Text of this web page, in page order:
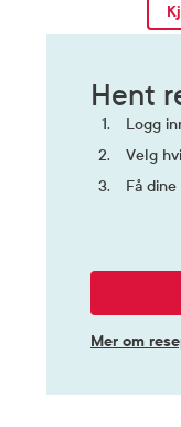
Hent
Logg
Velg
Få
Mer om